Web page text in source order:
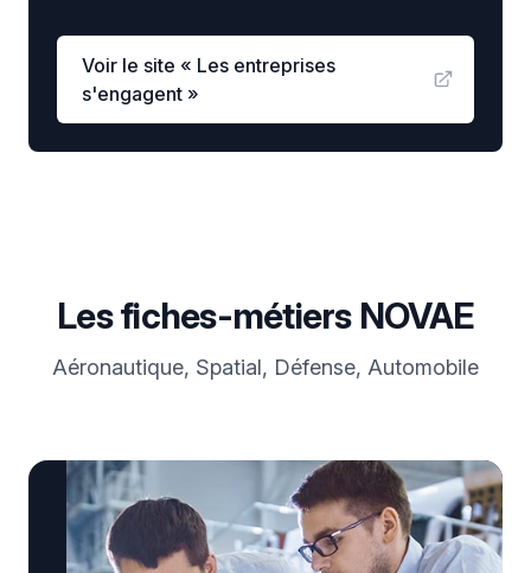
Voir le site « Les entreprises
s'engagent »
Les fiches-métiers NOVAE
Aéronautique, Spatial, Défense, Automobile